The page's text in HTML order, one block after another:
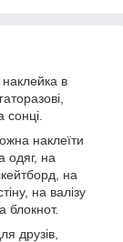
наклейка в
наклеїти
одяг, на
на
на валізу
блокнот.
друзів,